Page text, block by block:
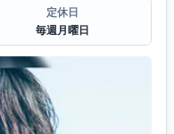
定休日
毎週月曜日